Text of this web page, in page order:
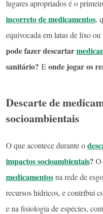
lugares apropriados é o
incorreto de medicamentos,
equivocada em latas de lixo
pode fazer descartar
sanitário? Eonde jogar os
Descarte de
socioambientais
O que acontece durante o
impactos socioambientais? O
medicamentosna rede de
recursos hídricos, e contribui
e na fisiologia de espécies,